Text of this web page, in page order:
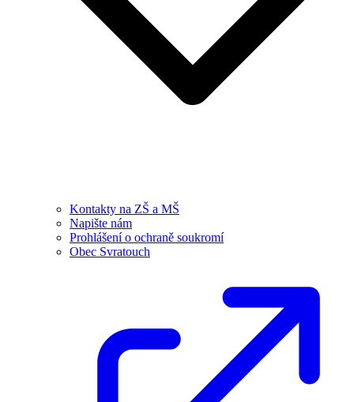
Kontakty na ZŠ a MŠ
Napište nám
Prohlášení o ochraně soukromí
Obec Svratouch